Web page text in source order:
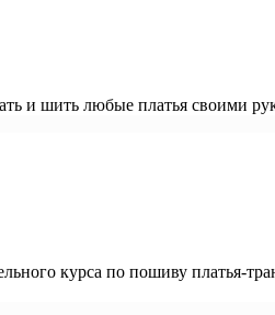
и шить любые платья своими
курса по пошиву платья-